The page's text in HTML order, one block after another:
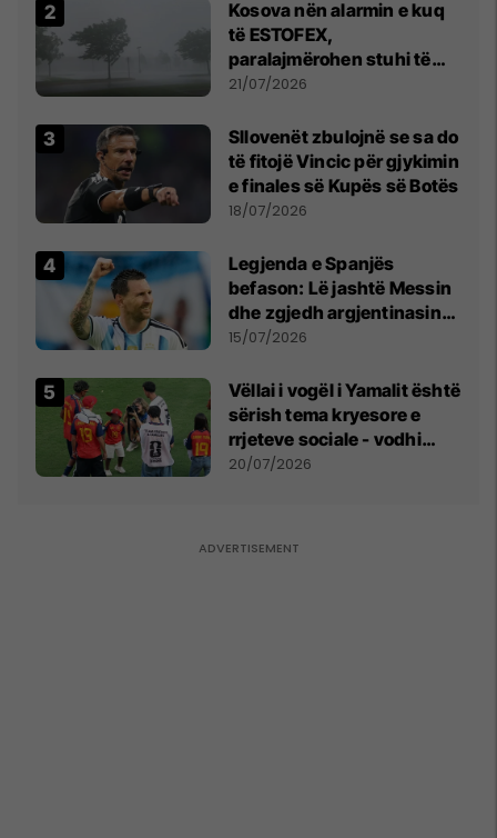
Kosova nën alarmin e kuq
të ESTOFEX,
paralajmërohen stuhi të
fuqishme me breshër dhe
21/07/2026
Sllovenët zbulojnë se sa do
të fitojë Vincic për gjykimin
e finales së Kupës së Botës
18/07/2026
Legjenda e Spanjës
befason: Lë jashtë Messin
dhe zgjedh argjentinasin
më të mirë në botë
15/07/2026
Vëllai i vogël i Yamalit është
sërish tema kryesore e
rrjeteve sociale - vodhi
vëmendjen pas finales së
20/07/2026